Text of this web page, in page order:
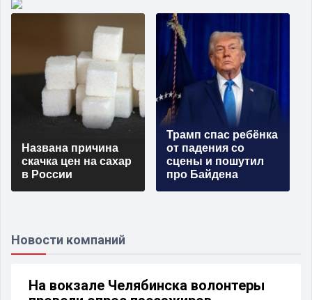
Названа причина
скачка цен на сахар
в России
Трамп спас ребёнка
от падения со
сцены и пошутил
про Байдена
Новости компаний
На вокзале Челябинска волонтеры